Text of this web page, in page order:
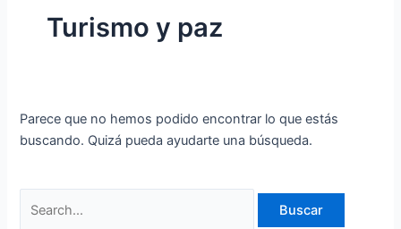
Turismo y paz
Parece que no hemos podido encontrar lo que estás
buscando. Quizá pueda ayudarte una búsqueda.